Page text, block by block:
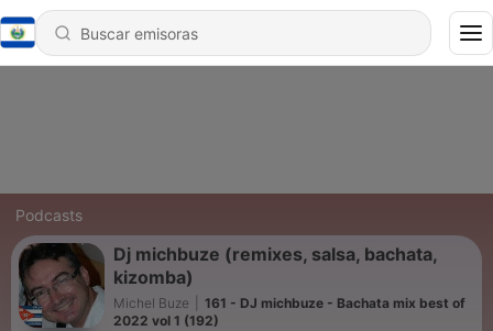
Podcasts
Dj michbuze (remixes, salsa, bachata,
kizomba)
Michel Buze
161 - DJ michbuze - Bachata mix best of
2022 vol 1 (192)